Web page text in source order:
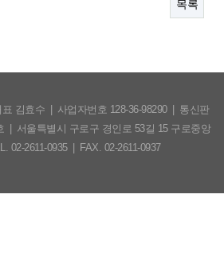
목록
표 김효수 사업자번호 128-36-98290
통신판
서울특별시 구로구 경인로 53길 15 구로중앙
02-2611-0935 FAX. 02-2611-0937